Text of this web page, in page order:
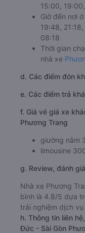
15:00,
Giờ đến nơi
19:48,
08:18
Thời gian
nhà xe
d. Các điểm đón
e. Các điểm trả
f. Giá vé giá xe
Phương Trang
giường nằm
limousine
g. Review, đánh
Nhà xe Phương
bình là 4.8/5 dựa
trải nghiệm dịch
h. Thông tin liên
Đức - Sài Gòn